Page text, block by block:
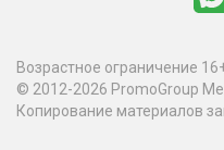
Возрастное ограничение
© 2012-2026 PromoGroup
Копирование материалов